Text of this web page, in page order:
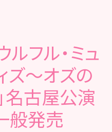
ルフル・ミュ
ズ～オズの
名古屋公演
般発売